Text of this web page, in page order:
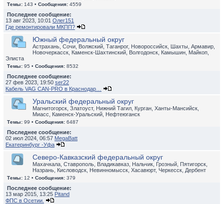
Темы: 143 • Сообщения: 4559
Последнее сообщение:
13 авг 2023, 10:01 Олег151
Где ремонтировали МКПП?
Южный федеральный округ
Астрахань, Сочи, Волжский, Таганрог, Новороссийск, Шахты, Армавир,
Новочеркасск, Каменск-Шахтинский, Волгодонск, Камышин, Майкоп,
Элиста
Темы: 95 • Сообщения: 8532
Последнее сообщение:
27 фев 2023, 19:50 ser22
Кабель VAG CAN-PRO в Краснодар…
Уральский федеральный округ
Магнитогорск, Златоуст, Нижний Тагил, Курган, Ханты-Мансийск,
Миасс, Каменск-Уральский, Нефтеюганск
Темы: 99 • Сообщения: 6487
Последнее сообщение:
02 июл 2024, 06:57 MegaBatt
Екатеринбург -Уфа
Северо-Кавказский федеральный округ
Махачкала, Ставрополь, Владикавказ, Нальчик, Грозный, Пятигорск,
Назрань, Кисловодск, Невинномысск, Хасавюрт, Черкесск, Дербент
Темы: 12 • Сообщения: 379
Последнее сообщение:
13 мар 2015, 13:25 Pitand
ФПС в Осетии.